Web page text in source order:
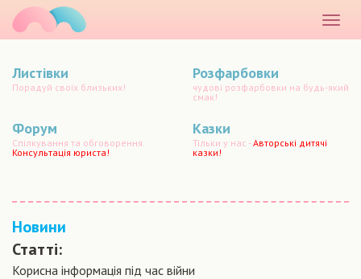
меню
Листівки
Порадуй своїх близьких!
Розфарбовки
чудові розфарбовки на будь-який
смак!
Форум
Спілкування та обговорення.
Консультація юриста!
Казки
Тільки у нас -Авторські дитячі
казки!
Новини
Статті:
Корисна інформація під час війни